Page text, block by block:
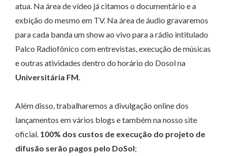
atua. Na área de vídeo já citamos o documentário e a
exbição do mesmo em TV. Na área de áudio gravaremos
para cada banda um show ao vivo para a rádio intitulado
Palco Radiofônico com entrevistas, execução de músicas
e outras atividades dentro do horário do Dosol na
Universitária FM.
Além disso, trabalharemos a divulgação online dos
lançamentos em vários blogs e também na nosso site
oficial. 100% dos custos de execução do projeto de
difusão serão pagos pelo DoSol;